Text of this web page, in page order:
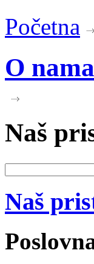
Početna
O nama
Naš
Naš